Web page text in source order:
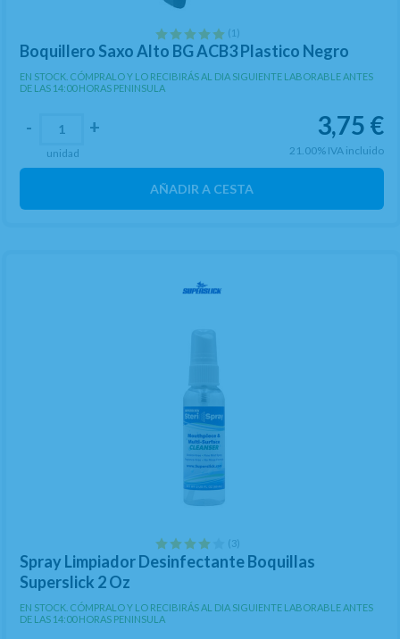
(1)
Boquillero Saxo Alto BG ACB3 Plastico Negro
EN STOCK. CÓMPRALO Y LO RECIBIRÁS AL DIA SIGUIENTE LABORABLE ANTES
DE LAS 14:00 HORAS PENINSULA
3,75 €
21.00% IVA incluido
- +
unidad
AÑADIR A CESTA
(3)
Spray Limpiador Desinfectante Boquillas
Superslick 2 Oz
EN STOCK. CÓMPRALO Y LO RECIBIRÁS AL DIA SIGUIENTE LABORABLE ANTES
DE LAS 14:00 HORAS PENINSULA